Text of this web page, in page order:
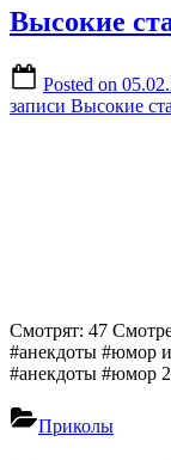
Высокие
Posted on
записи Высокие
Смотрят: 47
#анекдоты #юмор
#анекдоты #юмор
Приколы